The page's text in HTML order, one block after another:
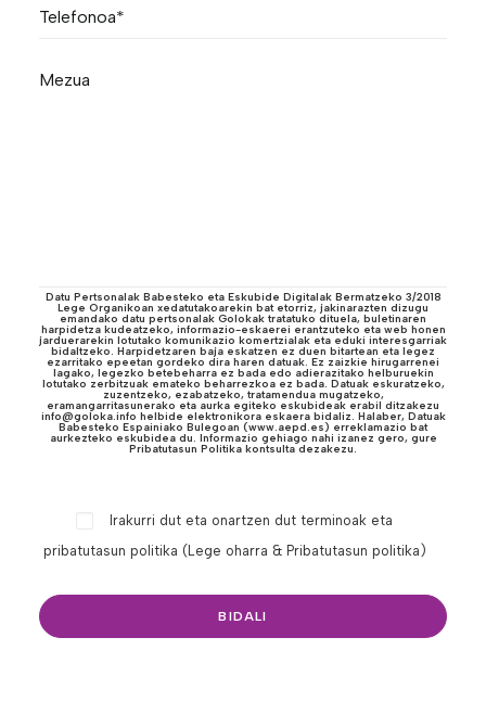
Datu Pertsonalak Babesteko eta Eskubide Digitalak Bermatzeko 3/2018
Lege Organikoan xedatutakoarekin bat etorriz, jakinarazten dizugu
emandako datu pertsonalak Golokak tratatuko dituela, buletinaren
harpidetza kudeatzeko, informazio-eskaerei erantzuteko eta web honen
jarduerarekin lotutako komunikazio komertzialak eta eduki interesgarriak
bidaltzeko. Harpidetzaren baja eskatzen ez duen bitartean eta legez
ezarritako epeetan gordeko dira haren datuak. Ez zaizkie hirugarrenei
lagako, legezko betebeharra ez bada edo adierazitako helburuekin
lotutako zerbitzuak emateko beharrezkoa ez bada. Datuak eskuratzeko,
zuzentzeko, ezabatzeko, tratamendua mugatzeko,
eramangarritasunerako eta aurka egiteko eskubideak erabil ditzakezu
info@goloka.info helbide elektronikora eskaera bidaliz. Halaber, Datuak
Babesteko Espainiako Bulegoan (www.aepd.es) erreklamazio bat
aurkezteko eskubidea du. Informazio gehiago nahi izanez gero, gure
Pribatutasun Politika kontsulta dezakezu.
Irakurri dut eta onartzen dut terminoak eta
pribatutasun politika ( Lege oharra & Pribatutasun politika )